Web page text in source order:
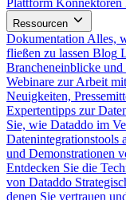
Plattform Konnektoren
Ressourcen
Dokumentation Alles,
fließen zu lassen Blog
Brancheneinblicke und
Webinare zur Arbeit
Neuigkeiten,
Expertentipps zur
Sie, wie Dataddo im
Datenintegrationstools
und Demonstrationen
Entdecken Sie die
von Dataddo
denen Sie vertrauen